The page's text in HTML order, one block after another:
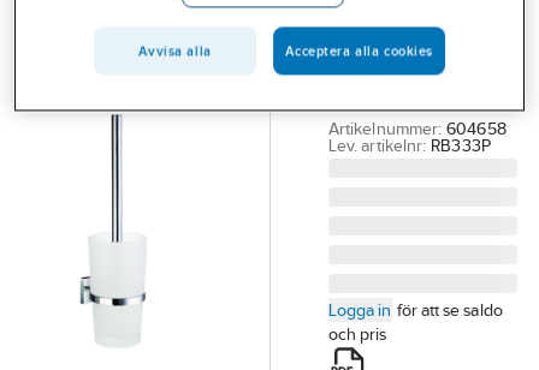
House
WC BORSTE HOUSE
SMEDBO RB333P
SVART
Artikelnummer: 604658
Lev. artikelnr: RB333P
Logga in för att se saldo
och pris
Avvisa alla Acceptera alla cookies